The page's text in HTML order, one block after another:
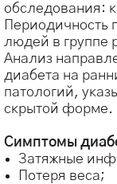
обследования:
людей в группе
Анализ
диабета на
патологий,
скрытой форме.
Симптомы
Затяжные
Потеря веса;